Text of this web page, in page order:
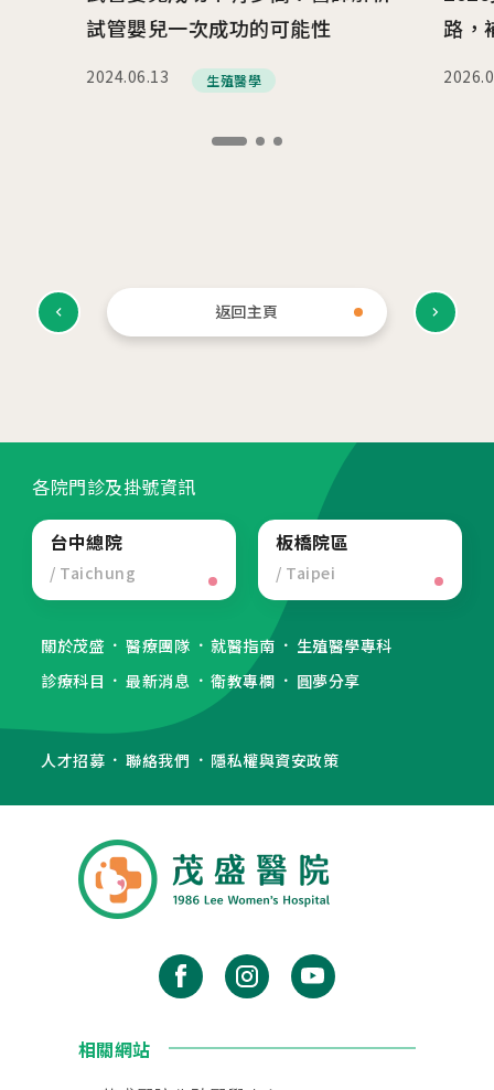
其他相關
隱私權與資安政策
試管嬰兒一次成功的可能性
2024.06.13 生殖醫學
路，
返回主頁
各院門診及掛號資訊
台中總院
/ Taichung
板橋院區
/ Taipei
關於茂盛 醫療團隊 就醫指南
生殖醫學專科
診療科目
最新消息 衛教專欄 圓夢分享
人才招募 聯絡我們 隱私權與資安政策
相關網站